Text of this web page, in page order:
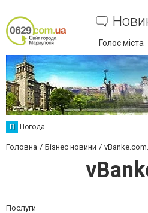
Голос міста
П Погода
Головна Бізнес новини
Послуги